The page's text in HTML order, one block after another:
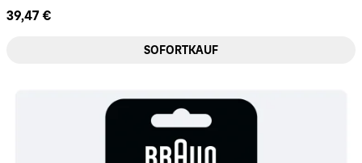
39,47 €
SOFORTKAUF